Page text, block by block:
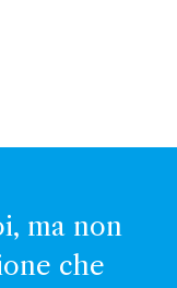
ma non
che